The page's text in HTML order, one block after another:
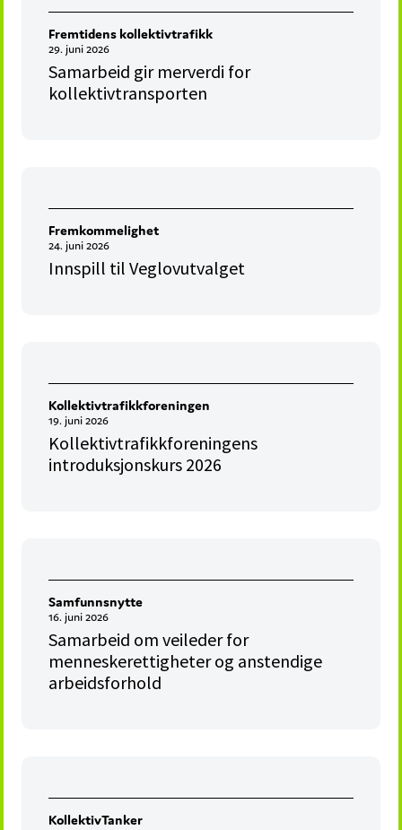
Fremtidens kollektivtrafikk
29. juni 2026
Samarbeid gir merverdi for
kollektivtransporten
Fremkommelighet
24. juni 2026
Innspill til Veglovutvalget
Kollektivtrafikkforeningen
19. juni 2026
Kollektivtrafikkforeningens
introduksjonskurs 2026
Samfunnsnytte
16. juni 2026
Samarbeid om veileder for
menneskerettigheter og anstendige
arbeidsforhold
KollektivTanker